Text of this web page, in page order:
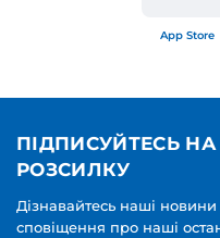
App Store
ПІДПИСУЙТЕСЬ
РОЗСИЛКУ
Дізнавайтесь наші
сповіщення про наші